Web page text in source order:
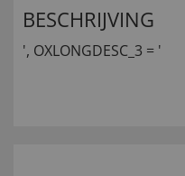
BESCHRIJVING
', OXLONGDESC_3 = '